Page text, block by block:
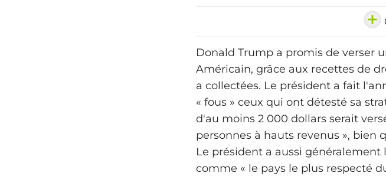
Donald Trump a promis de verser
Américain, grâce aux recettes de
a collectées. Le président a fait
« fous » ceux qui ont détesté sa
d'au moins 2 000 dollars serait
personnes à hauts revenus », bien
Le président a aussi généralement
comme « le pays le plus respecté